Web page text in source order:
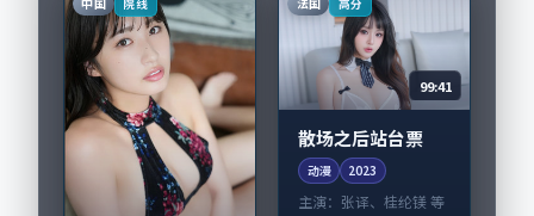
沈腾的情感拿捏尤为...
99:41
散场之后站台票
动漫 2023
主演： 张译、桂纶镁 等